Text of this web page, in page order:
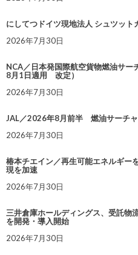
にしてつドイツ現地法人 シュツット
2026年7月30日
NCA／日本発国際航空貨物燃油サ
8月1日適用 改定）
2026年7月30日
JAL／2026年8月前半 燃油サーチ
2026年7月30日
椿本チエイン／再生可能エネルギー
現を加速
2026年7月30日
三井倉庫ホールディングス、受託物
を開発・導入開始
2026年7月30日